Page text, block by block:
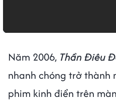
Năm 2006, Thần Điêu
nhanh chóng trở thành
phim kinh điển trên